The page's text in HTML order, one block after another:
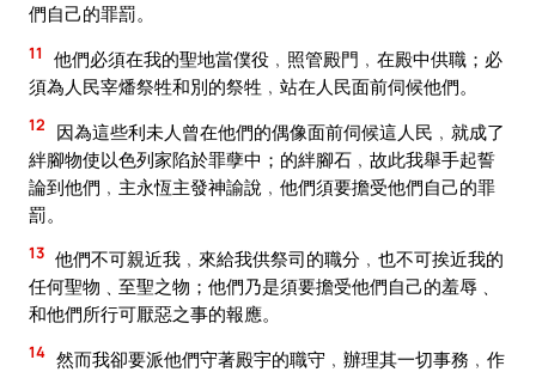
們自己的罪罰。
11
他們必須在我的聖地當僕役﹐照管殿門﹐在殿中供職；必
須為人民宰燔祭牲和別的祭牲﹐站在人民面前伺候他們。
12
因為這些利未人曾在他們的偶像面前伺候這人民﹐就成了
絆腳物使以色列家陷於罪孽中；的絆腳石﹐故此我舉手起誓
論到他們﹐主永恆主發神諭說﹐他們須要擔受他們自己的罪
罰。
13 他們不可親近我﹐來給我供祭司的職分﹐也不可挨近我的
任何聖物﹑至聖之物；他們乃是須要擔受他們自己的羞辱﹑
和他們所行可厭惡之事的報應。
14 然而我卻要派他們守著殿宇的職守﹐辦理其一切事務﹐作